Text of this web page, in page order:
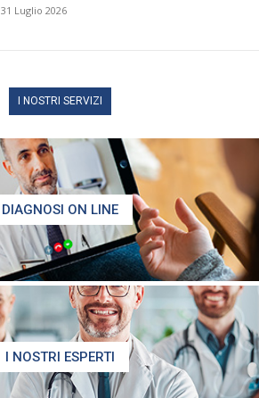
31 Luglio 2026
I NOSTRI SERVIZI
DIAGNOSI ON LINE
I NOSTRI ESPERTI